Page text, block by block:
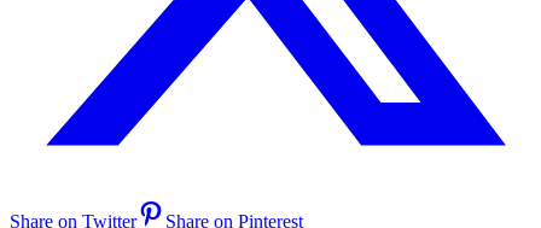
Share on Twitter
Share on Pinterest